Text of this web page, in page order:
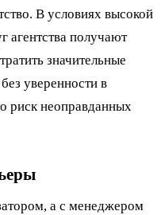
В условиях высокой
агентства получают
значительные
уверенности в
риск неоправданных
а с менеджером